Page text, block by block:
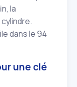
la
dans le 94
une clé